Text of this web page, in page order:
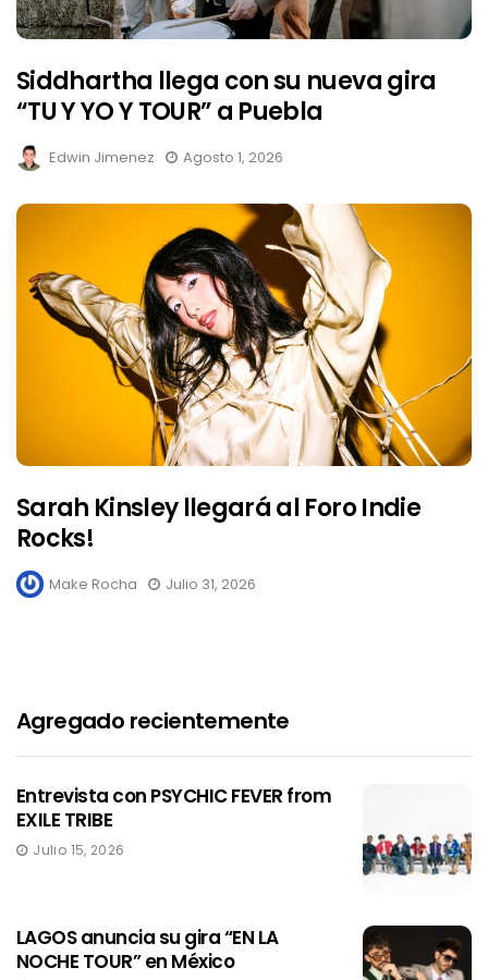
Siddhartha llega con su nueva gira
“TU Y YO Y TOUR” a Puebla
Edwin Jimenez Agosto 1, 2026
Sarah Kinsley llegará al Foro Indie
Rocks!
Make Rocha Julio 31, 2026
Agregado recientemente
Entrevista con PSYCHIC FEVER from
EXILE TRIBE
Julio 15, 2026
LAGOS anuncia su gira “EN LA
NOCHE TOUR” en México